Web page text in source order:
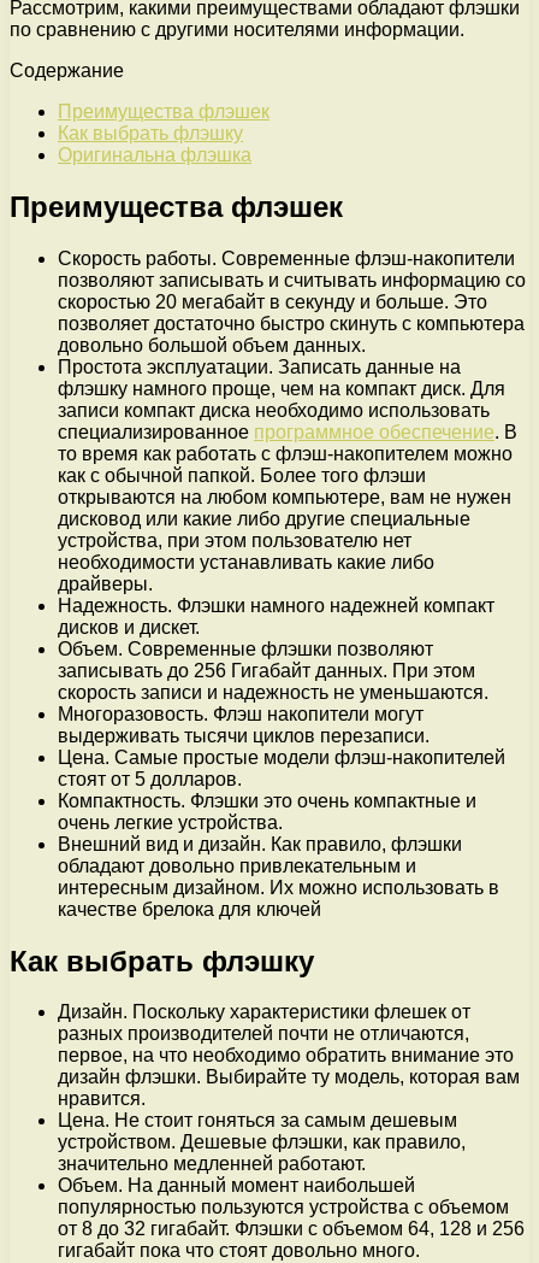
Рассмотрим, какими преимуществами обладают флэшки
по сравнению с другими носителями информации.
Содержание
Преимущества флэшек
Как выбрать флэшку
Оригинальна флэшка
Преимущества флэшек
Скорость работы. Современные флэш-накопители
позволяют записывать и считывать информацию со
скоростью 20 мегабайт в секунду и больше. Это
позволяет достаточно быстро скинуть с компьютера
довольно большой объем данных.
Простота эксплуатации. Записать данные на
флэшку намного проще, чем на компакт диск. Для
записи компакт диска необходимо использовать
специализированное программное обеспечение. В
то время как работать с флэш-накопителем можно
как с обычной папкой. Более того флэши
открываются на любом компьютере, вам не нужен
дисковод или какие либо другие специальные
устройства, при этом пользователю нет
необходимости устанавливать какие либо
драйверы.
Надежность. Флэшки намного надежней компакт
дисков и дискет.
Объем. Современные флэшки позволяют
записывать до 256 Гигабайт данных. При этом
скорость записи и надежность не уменьшаются.
Многоразовость. Флэш накопители могут
выдерживать тысячи циклов перезаписи.
Цена. Самые простые модели флэш-накопителей
стоят от 5 долларов.
Компактность. Флэшки это очень компактные и
очень легкие устройства.
Внешний вид и дизайн. Как правило, флэшки
обладают довольно привлекательным и
интересным дизайном. Их можно использовать в
качестве брелока для ключей
Как выбрать флэшку
Дизайн. Поскольку характеристики флешек от
разных производителей почти не отличаются,
первое, на что необходимо обратить внимание это
дизайн флэшки. Выбирайте ту модель, которая вам
нравится.
Цена. Не стоит гоняться за самым дешевым
устройством. Дешевые флэшки, как правило,
значительно медленней работают.
Объем. На данный момент наибольшей
популярностью пользуются устройства с объемом
от 8 до 32 гигабайт. Флэшки с объемом 64, 128 и 256
гигабайт пока что стоят довольно много.